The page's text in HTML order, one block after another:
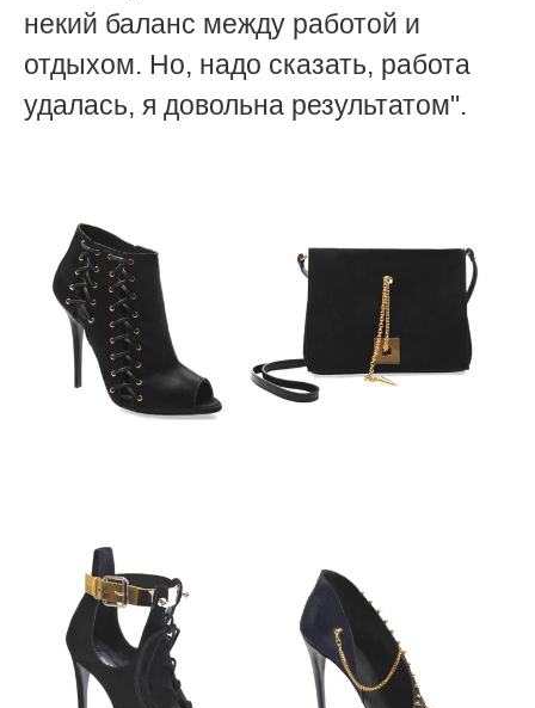
некий баланс между работой и
отдыхом. Но, надо сказать, работа
удалась, я довольна результатом".